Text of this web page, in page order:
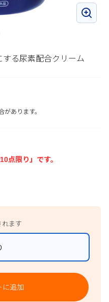
る尿素配合クリーム
あります。
点限り」です。
れます
に追加